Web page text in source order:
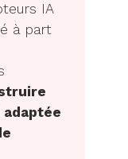
IA
à part